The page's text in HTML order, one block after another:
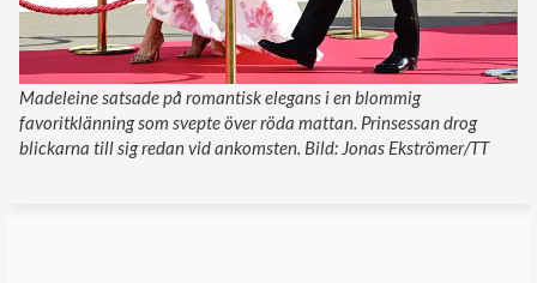
Madeleine satsade på romantisk elegans i en blommig
favoritklänning som svepte över röda mattan. Prinsessan drog
blickarna till sig redan vid ankomsten. Bild: Jonas Ekströmer/TT